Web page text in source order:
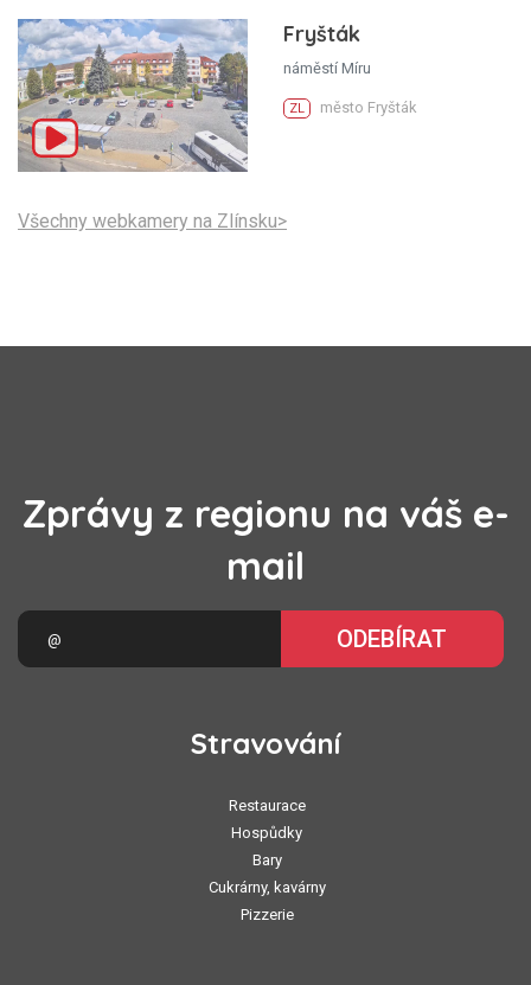
Fryšták
náměstí Míru
ZL město Fryšták
Všechny webkamery na Zlínsku>
Zprávy z regionu na váš e-
mail
ODEBÍRAT
Stravování
Restaurace
Hospůdky
Bary
Cukrárny, kavárny
Pizzerie